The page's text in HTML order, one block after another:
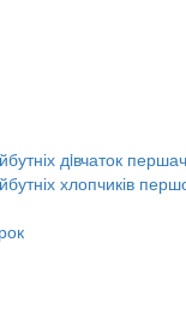
дiвчаток
хлопчиків